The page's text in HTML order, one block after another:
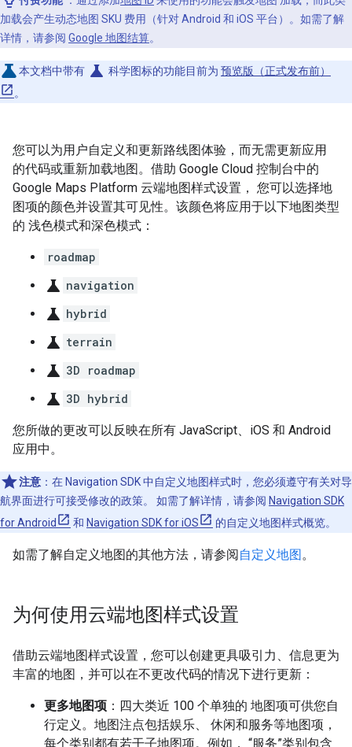
加载会产生动态地图 SKU 费用（针对 Android 和 iOS 平台）。如需了解
详情，请参阅 Google 地图结算。
本文档中带有 science 科学图标的功能目前为 预览版（正式发布前）
。
您可以为用户自定义和更新路线图体验，而无需更新应用
的代码或重新加载地图。借助 Google Cloud 控制台中的
Google Maps Platform 云端地图样式设置， 您可以选择地
图项的颜色并设置其可见性。该颜色将应用于以下地图类型
的 浅色模式和深色模式：
roadmap
science navigation
science hybrid
science terrain
science 3D roadmap
science 3D hybrid
您所做的更改可以反映在所有 JavaScript、iOS 和 Android
应用中。
注意 ：在 Navigation SDK 中自定义地图样式时，您必须遵守有关对导
航界面进行可接受修改的政策。 如需了解详情，请参阅 Navigation SDK
for Android
和 Navigation SDK for iOS 的自定义地图样式概览。
如需了解自定义地图的其他方法，请参阅自定义地图。
为何使用云端地图样式设置
借助云端地图样式设置，您可以创建更具吸引力、信息更为
丰富的地图，并可以在不更改代码的情况下进行更新：
更多地图项 ：四大类近 100 个单独的 地图项可供您自
行定义。地图注点包括娱乐、 休闲和服务等地图项，
每个类别都有若干子地图项。例如， “服务”类别包含